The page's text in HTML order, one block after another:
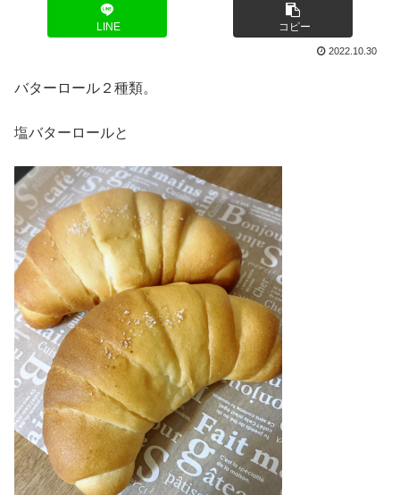
LINE コピー
2022.10.30
バターロール２種類。
塩バターロールと